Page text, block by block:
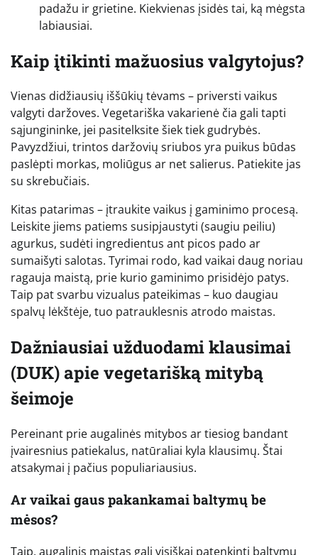
padažu ir grietine. Kiekvienas įsidės tai, ką mėgsta
labiausiai.
Kaip įtikinti mažuosius valgytojus?
Vienas didžiausių iššūkių tėvams – priversti vaikus
valgyti daržoves. Vegetariška vakarienė čia gali tapti
sąjungininke, jei pasitelksite šiek tiek gudrybės.
Pavyzdžiui, trintos daržovių sriubos yra puikus būdas
paslėpti morkas, moliūgus ar net salierus. Patiekite jas
su skrebučiais.
Kitas patarimas – įtraukite vaikus į gaminimo procesą.
Leiskite jiems patiems susipjaustyti (saugiu peiliu)
agurkus, sudėti ingredientus ant picos pado ar
sumaišyti salotas. Tyrimai rodo, kad vaikai daug noriau
ragauja maistą, prie kurio gaminimo prisidėjo patys.
Taip pat svarbu vizualus pateikimas – kuo daugiau
spalvų lėkštėje, tuo patrauklesnis atrodo maistas.
Dažniausiai užduodami klausimai
(DUK) apie vegetarišką mitybą
šeimoje
Pereinant prie augalinės mitybos ar tiesiog bandant
įvairesnius patiekalus, natūraliai kyla klausimų. Štai
atsakymai į pačius populiariausius.
Ar vaikai gaus pakankamai baltymų be
mėsos?
Taip, augalinis maistas gali visiškai patenkinti baltymų